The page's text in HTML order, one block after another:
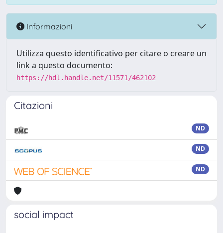
Informazioni
Utilizza questo identificativo per citare o creare un
link a questo documento:
https://hdl.handle.net/11571/462102
Citazioni
ND
ND
ND
social impact